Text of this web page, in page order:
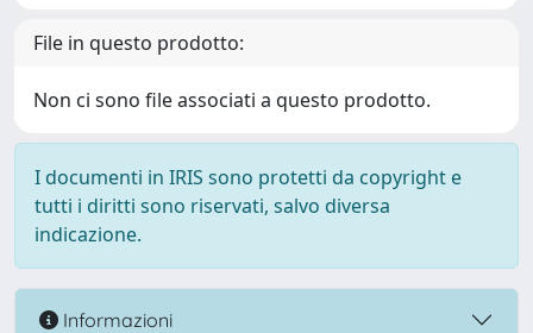
File in questo prodotto:
Non ci sono file associati a questo prodotto.
I documenti in IRIS sono protetti da copyright e
tutti i diritti sono riservati, salvo diversa
indicazione.
Informazioni